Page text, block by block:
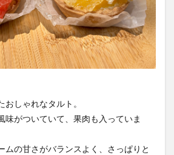
しゃれなタルト。
味がついていて、果肉も入っていま
ムの甘さがバランスよく、さっぱりと